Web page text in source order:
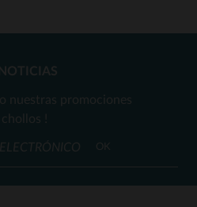
NOTICIAS
nuestras promociones
!
OK